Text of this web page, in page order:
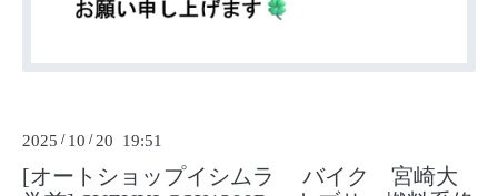
2025 / 10 / 20 19:51
[オートショップイシムラ バイク 宮崎大